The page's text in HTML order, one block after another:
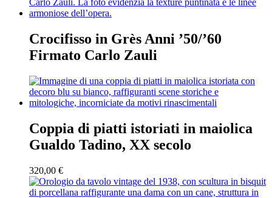
Crocifisso in Grès Anni ’50/’60
Firmato Carlo Zauli
Coppia di piatti istoriati in maiolica
Gualdo Tadino, XX secolo
320,00 €